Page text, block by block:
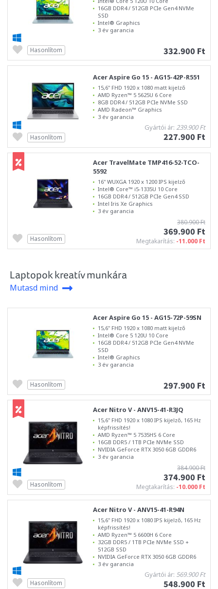
16GB DDR4 / 512GB PCIe Gen4 NVMe
SSD
Intel® Graphics
3 év garancia
332.900 Ft
Hasonlítom
Acer Aspire Go 15 - AG15-42P-R551
15,6" FHD 1920 x 1080 matt kijelző
AMD Ryzen™ 5 5625U 6 Core
8GB DDR4 / 512GB PCIe NVMe SSD
AMD Radeon™ Graphics
3 év garancia
Gyártói ár: 239.900 Ft
227.900 Ft
Hasonlítom
Acer TravelMate TMP416-52-TCO-
5592
16" WUXGA 1920 x 1200 IPS kijelző
Intel® Core™ i5-1335U 10 Core
16GB DDR4 / 512GB PCIe Gen4 SSD
Intel Iris Xe Graphics
3 év garancia
380.900 Ft
369.900 Ft
Megtakarítás: -11.000 Ft
Hasonlítom
Laptopok kreatív munkára
Mutasd mind
Acer Aspire Go 15 - AG15-72P-59SN
15,6" FHD 1920 x 1080 matt kijelző
Intel® Core 5 120U 10 Core
16GB DDR4 / 512GB PCIe Gen4 NVMe
SSD
Intel® Graphics
3 év garancia
297.900 Ft
Hasonlítom
Acer Nitro V - ANV15-41-R3JQ
15,6" FHD 1920 x 1080 IPS kijelző, 165 Hz
képfrissítés!
AMD Ryzen™ 5 7535HS 6 Core
16GB DDR5 / 1TB PCIe NVMe SSD
NVIDIA GeForce RTX 3050 6GB GDDR6
3 év garancia
384.900 Ft
374.900 Ft
Megtakarítás: -10.000 Ft
Hasonlítom
Acer Nitro V - ANV15-41-R94N
15,6" FHD 1920 x 1080 IPS kijelző, 165 Hz
képfrissítés!
AMD Ryzen™ 5 6600H 6 Core
32GB DDR5 / 1TB PCIe NVMe SSD +
512GB SSD
NVIDIA GeForce RTX 3050 6GB GDDR6
3 év garancia
Gyártói ár: 569.900 Ft
548.900 Ft
Hasonlítom